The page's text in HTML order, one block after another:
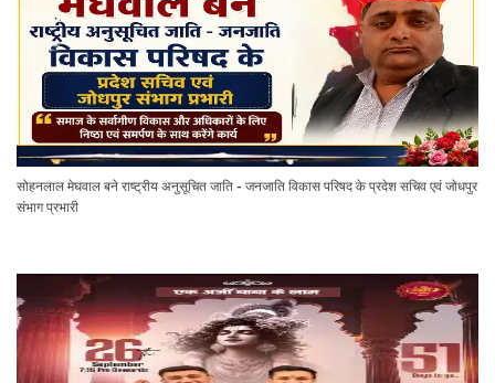
सोहनलाल मेघवाल बने राष्ट्रीय अनुसूचित जाति - जनजाति विकास परिषद के प्रदेश सचिव एवं जोधपुर
संभाग प्रभारी